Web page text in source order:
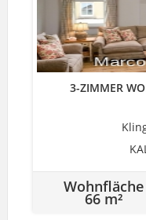
3-ZIMMER
Wohnfläche
66 m²